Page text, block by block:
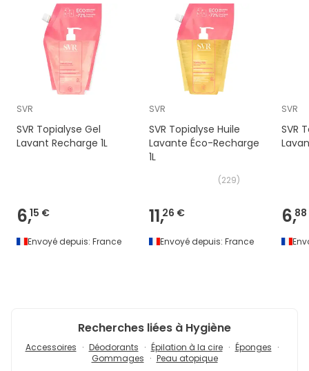
SVR
SVR Topialyse Gel
Lavant Recharge 1L
6,15 €
Envoyé depuis: France
SVR
SVR Topialyse Huile
Lavante Éco-Recharge
1L
(229)
11,26 €
Envoyé depuis: France
SVR
SVR
6,
Recherches liées à Hygiène
Accessoires Déodorants Épilation à la cire
Éponges
Gommages
Peau atopique